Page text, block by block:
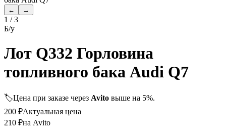
← →
1 /3
Б/у
Лот Q332 Горловина
топливного бака Audi Q7
🏷️Цена при заказе через Avito выше на 5%.
200 ₽Актуальная цена
210 ₽на Avito